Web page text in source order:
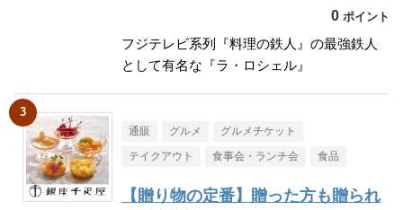
0 ポイント
フジテレビ系列『料理の鉄人』の最強鉄人
として有名な『ラ・ロシェル』
通販 グルメ グルメチケット
テイクアウト 食事会・ランチ会 食品
【贈り物の定番】贈った方も贈られ